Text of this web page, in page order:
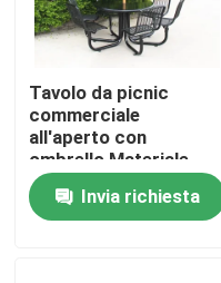
Tavolo da picnic
commerciale
all'aperto con
ombrello Materiale
metallico di tessuto di
filo saldatoInvia richiesta